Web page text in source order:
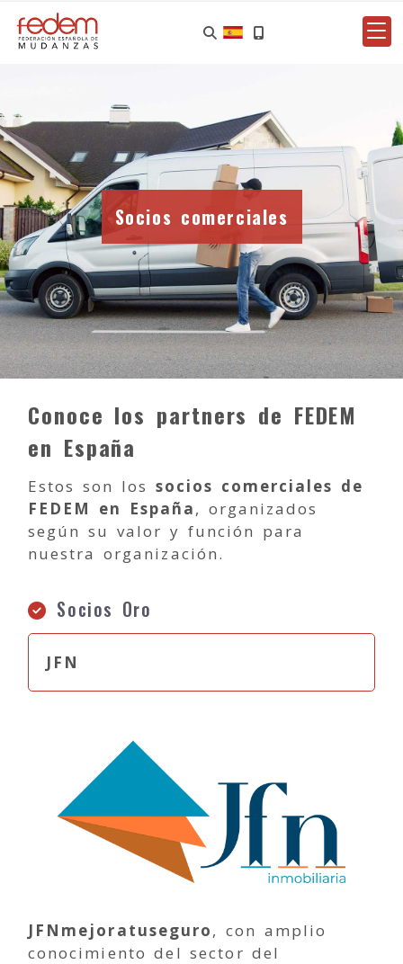
Socios comerciales
Conoce los partners de FEDEM
en España
Estos son los socios comerciales de
FEDEM en España, organizados
según su valor y función para
nuestra organización.
Socios Oro
JFN
JFNmejoratuseguro, con amplio
conocimiento del sector del